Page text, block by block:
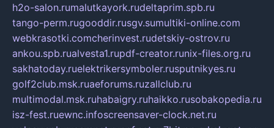
h2o-salon.rumalutkayork.rudeltaprim.spb.ru
tango-perm.rugooddir.rusgv.sumultiki-online.com
webkrasotki.comcherinvest.rudetskiy-ostrov.ru
ankou.spb.rualvesta1.rupdf-creator.runix-files.org.ru
sakhatoday.ruelektrikersymboler.rusputnikyes.ru
golf2club.msk.ruaeforums.ruzallclub.ru
multimodal.msk.ruhabaigry.ruhaikko.rusobakopedia.ru
isz-fest.ruewnc.infoscreensaver-clock.net.ru